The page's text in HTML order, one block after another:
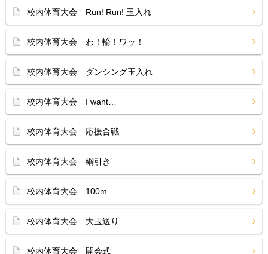
校内体育大会 Run! Run! 玉入れ
校内体育大会 わ！輪！ワッ！
校内体育大会 ダンシング玉入れ
校内体育大会 I want…
校内体育大会 応援合戦
校内体育大会 綱引き
校内体育大会 100m
校内体育大会 大玉送り
校内体育大会 開会式